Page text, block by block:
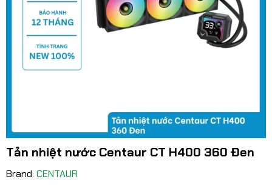
Tản nhiệt nước Centaur CT H400 360 Đen
Brand: CENTAUR